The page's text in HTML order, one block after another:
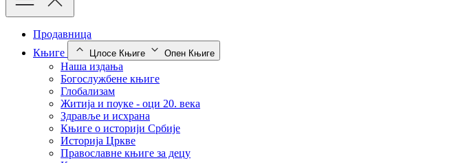
Продавница
Књиге
Цлосе Књиге Опен Књиге
Наша издања
Богослужбене књиге
Глобализам
Житија и поуке - оци 20. века
Здравље и исхрана
Књиге о историји Србије
Историја Цркве
Православне књиге за децу